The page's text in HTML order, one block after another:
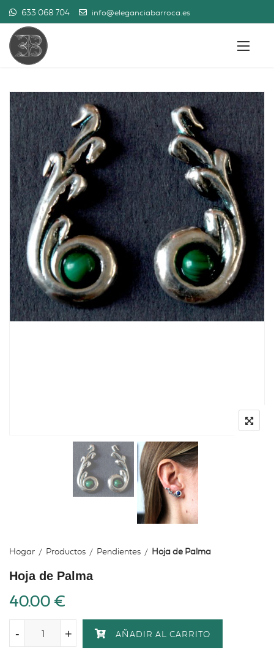
633 068 704 info@eleganciabarroca.es
Hogar Productos Pendientes Hoja de Palma
Hoja de Palma
40.00€
+
- +
- AÑADIR AL CARRITO